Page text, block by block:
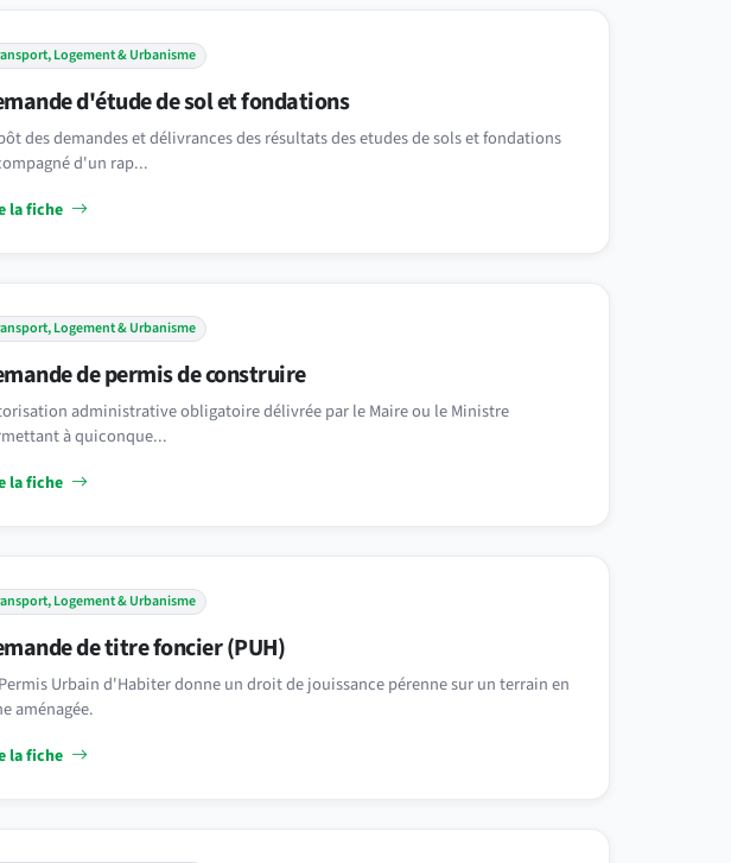
Logement & Urbanisme
d'étude de sol et fondations
des demandes et délivrances des résultats des etudes de sols et fondations
d'un rap...
la fiche
Logement & Urbanisme
de permis de construire
administrative obligatoire délivrée par le Maire ou le Ministre
à quiconque...
la fiche
Logement & Urbanisme
de titre foncier (PUH)
Urbain d'Habiter donne un droit de jouissance pérenne sur un terrain en
aménagée.
la fiche